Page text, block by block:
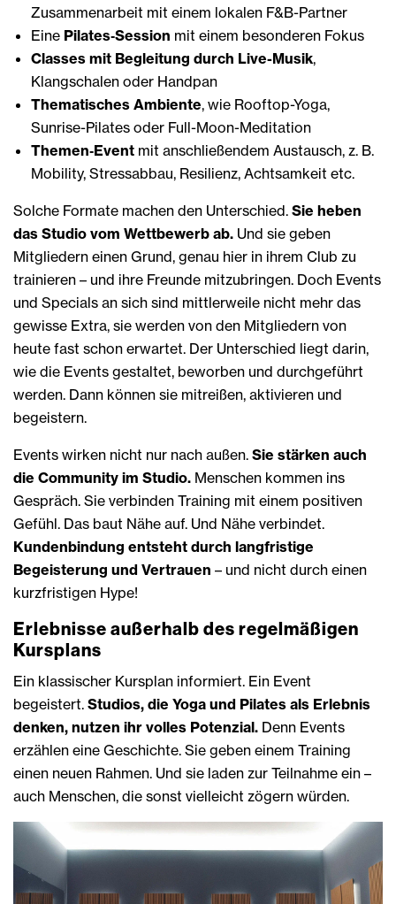
Zusammenarbeit mit einem lokalen F&B-Partner
Eine Pilates‑Session mit einem besonderen Fokus
Classes mit Begleitung durch Live-Musik,
Klangschalen oder Handpan
Thematisches Ambiente, wie Rooftop-Yoga,
Sunrise-Pilates oder Full-Moon-Meditation
Themen‑Event mit anschließendem Austausch, z. B.
Mobility, Stressabbau, Resilienz, Achtsamkeit etc.
Solche Formate machen den Unterschied. Sie heben
das Studio vom Wettbewerb ab. Und sie geben
Mitgliedern einen Grund, genau hier in ihrem Club zu
trainieren – und ihre Freunde mitzubringen. Doch Events
und Specials an sich sind mittlerweile nicht mehr das
gewisse Extra, sie werden von den Mitgliedern von
heute fast schon erwartet. Der Unterschied liegt darin,
wie die Events gestaltet, beworben und durchgeführt
werden. Dann können sie mitreißen, aktivieren und
begeistern.
Events wirken nicht nur nach außen. Sie stärken auch
die Community im Studio. Menschen kommen ins
Gespräch. Sie verbinden Training mit einem positiven
Gefühl. Das baut Nähe auf. Und Nähe verbindet.
Kundenbindung entsteht durch langfristige
Begeisterung und Vertrauen – und nicht durch einen
kurzfristigen Hype!
Erlebnisse außerhalb des regelmäßigen
Kursplans
Ein klassischer Kursplan informiert. Ein Event
begeistert. Studios, die Yoga und Pilates als Erlebnis
denken, nutzen ihr volles Potenzial. Denn Events
erzählen eine Geschichte. Sie geben einem Training
einen neuen Rahmen. Und sie laden zur Teilnahme ein –
auch Menschen, die sonst vielleicht zögern würden.